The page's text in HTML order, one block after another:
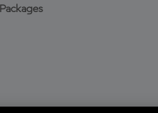
Packages